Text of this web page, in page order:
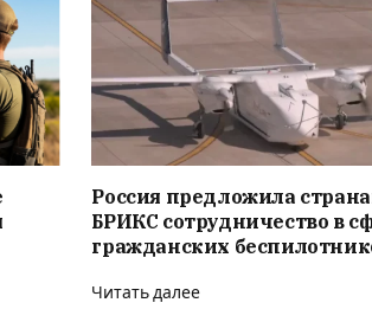
Россия предложила
БРИКС сотрудничество в
гражданских
Читать далее